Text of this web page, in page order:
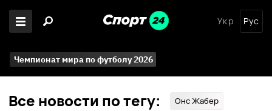
Укр Рус
Чемпионат мира по футболу 2026
Все новости по тегу: Онс Жабер